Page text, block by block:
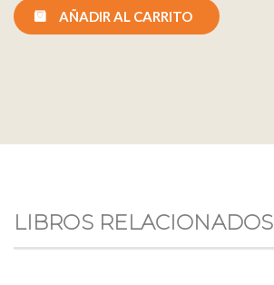
AÑADIR AL CARRITO
LIBROS RELACIONADOS